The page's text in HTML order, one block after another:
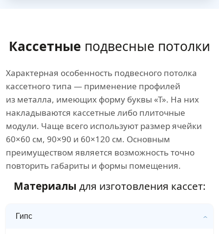
Кассетные подвесные потолки
Характерная особенность подвесного потолка
кассетного типа — применение профилей
из металла, имеющих форму буквы «Т». На них
накладываются кассетные либо плиточные
модули. Чаще всего используют размер ячейки
60×60 см, 90×90 и 60×120 см. Основным
преимуществом является возможность точно
повторить габариты и формы помещения.
Материалы для изготовления кассет:
Гипс